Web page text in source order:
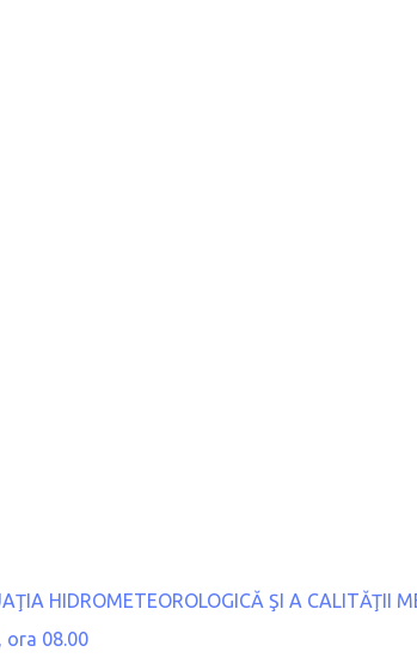
HIDROMETEOROLOGICĂ ŞI A CALITĂŢII
ora 08.00